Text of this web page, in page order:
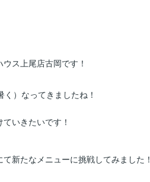
ス上尾店古岡です！
く）なってきましたね！
いきたいです！
新たなメニューに挑戦してみました！